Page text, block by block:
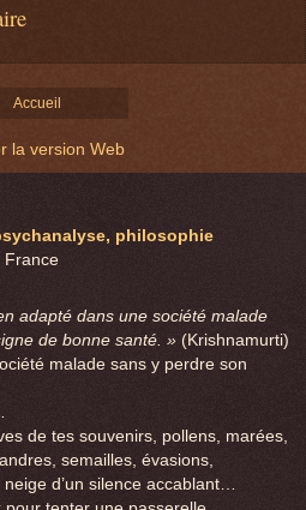
Accueil
la version Web
philosophie
France
adapté dans une société malade
de bonne santé. »(Krishnamurti)
malade sans y perdre son
de tes souvenirs, pollens, marées,
semailles, évasions,
d’un silence accablant…